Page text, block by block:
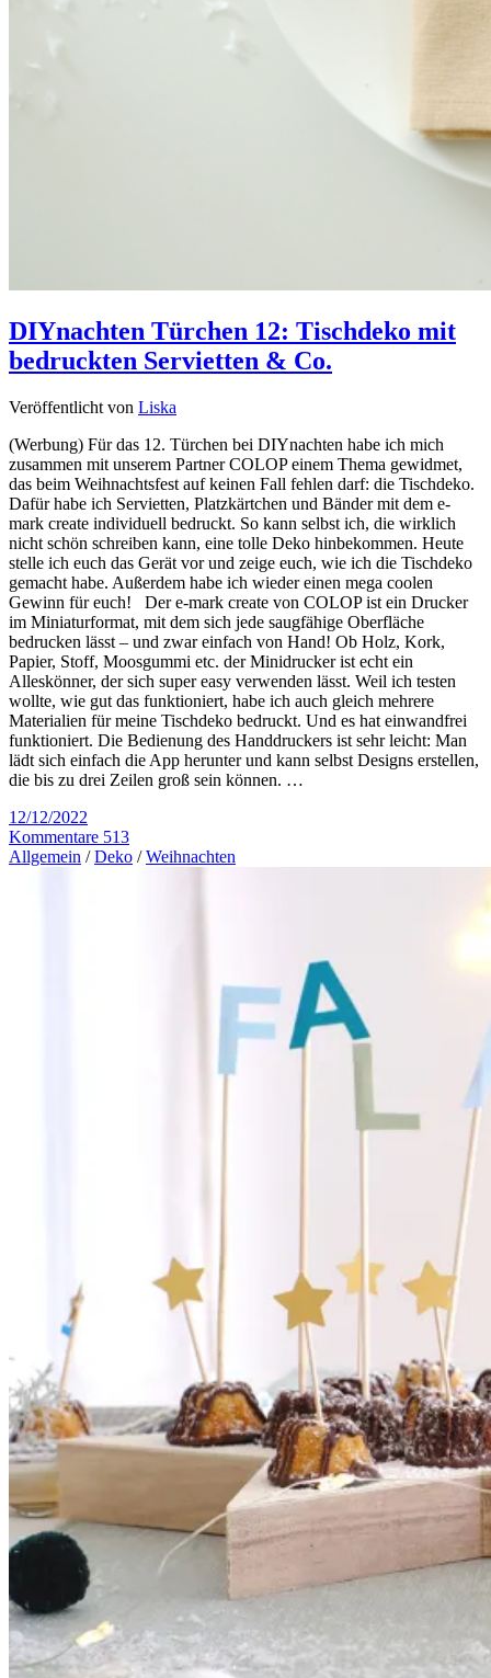
DIYnachten Türchen 12: Tischdeko mit
bedruckten Servietten & Co.
Veröffentlicht von Liska
(Werbung) Für das 12. Türchen bei DIYnachten habe ich mich
zusammen mit unserem Partner COLOP einem Thema gewidmet,
das beim Weihnachtsfest auf keinen Fall fehlen darf: die Tischdeko.
Dafür habe ich Servietten, Platzkärtchen und Bänder mit dem e-
mark create individuell bedruckt. So kann selbst ich, die wirklich
nicht schön schreiben kann, eine tolle Deko hinbekommen. Heute
stelle ich euch das Gerät vor und zeige euch, wie ich die Tischdeko
gemacht habe. Außerdem habe ich wieder einen mega coolen
Gewinn für euch! Der e-mark create von COLOP ist ein Drucker
im Miniaturformat, mit dem sich jede saugfähige Oberfläche
bedrucken lässt – und zwar einfach von Hand! Ob Holz, Kork,
Papier, Stoff, Moosgummi etc. der Minidrucker ist echt ein
Alleskönner, der sich super easy verwenden lässt. Weil ich testen
wollte, wie gut das funktioniert, habe ich auch gleich mehrere
Materialien für meine Tischdeko bedruckt. Und es hat einwandfrei
funktioniert. Die Bedienung des Handdruckers ist sehr leicht: Man
lädt sich einfach die App herunter und kann selbst Designs erstellen,
die bis zu drei Zeilen groß sein können. …
12/12/2022
Kommentare 513
Allgemein /Deko /Weihnachten